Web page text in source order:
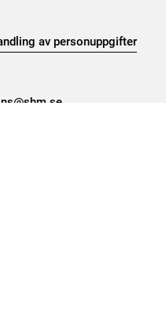
av personuppgifter